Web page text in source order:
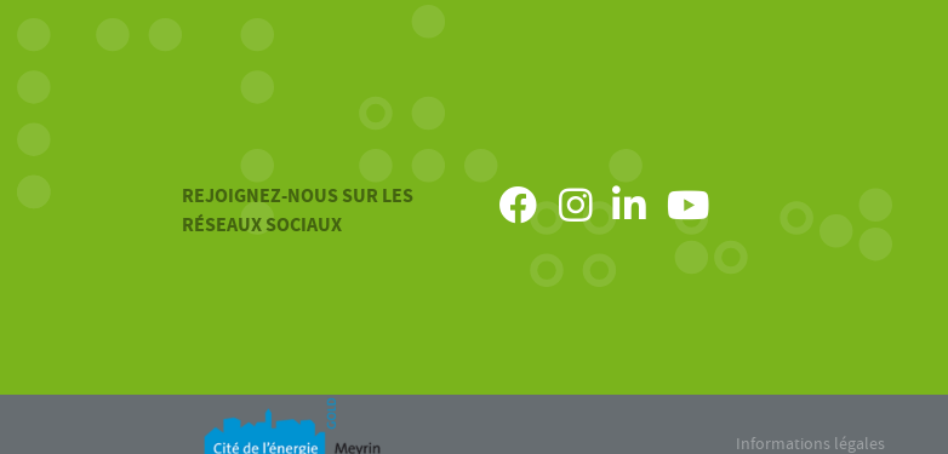
REJOIGNEZ-NOUS SUR LES
RÉSEAUX SOCIAUX
Informations légales